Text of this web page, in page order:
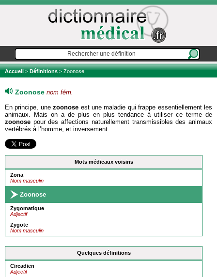
Accueil>Définitions> Zoonose
Mots médicaux voisins
Zona
Nom masculin
Zoonose
Zygomatique
Adjectif
Zygote
Nom masculin
Quelques définitions
Circadien
Adjectif
Zoonose nom fém.
En principe, unezoonose est une maladie qui frappe essentiellement les
animaux. Mais on a de plus en plus tendance à utiliser ce terme de
zoonose pour des affections naturellement transmissibles des animaux
vertébrés à l’homme, et inversement.